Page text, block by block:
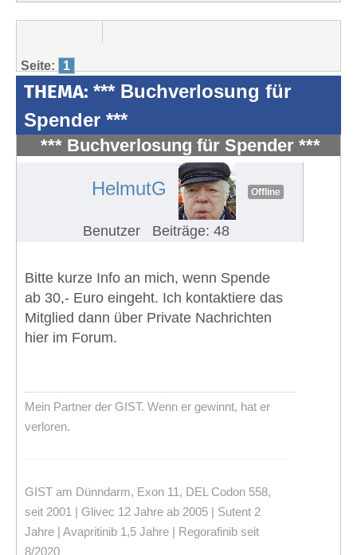
Seite: 1
THEMA: *** Buchverlosung für
Spender ***
*** Buchverlosung für Spender ***
HelmutG Offline
Benutzer Beiträge: 48
Bitte kurze Info an mich, wenn Spende
ab 30,- Euro eingeht. Ich kontaktiere das
Mitglied dann über Private Nachrichten
hier im Forum.
Mein Partner der GIST. Wenn er gewinnt, hat er
verloren.
GIST am Dünndarm, Exon 11, DEL Codon 558,
seit 2001 | Glivec 12 Jahre ab 2005 | Sutent 2
Jahre | Avapritinib 1,5 Jahre | Regorafinib seit
8/2020